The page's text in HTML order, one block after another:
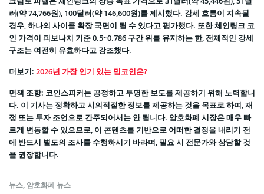
러(약 74,766원), 100달러(약 146,600원)를 제시했다. 강세 흐름이 지속될
경우, 하나의 사이클 확장 국면이 될 수 있다고 평가했다. 또한 체인링크 코
인 가격이 피보나치 기준 0.5~0.786 구간 위를 유지하는 한, 전체적인 강세
구조는 여전히 유효하다고 강조했다.
더보기: 2026년 가장 인기 있는 밈코인은?
면책 조항: 코인스피커는 공정하고 투명한 보도를 제공하기 위해 노력합니
다. 이 기사는 정확하고 시의적절한 정보를 제공하는 것을 목표로 하며, 재
정 또는 투자 조언으로 간주되어서는 안 됩니다. 암호화폐 시장은 매우 빠
르게 변동할 수 있으므로, 이 콘텐츠를 기반으로 어떠한 결정을 내리기 전
에 반드시 별도의 조사를 수행하시기 바라며, 필요 시 전문가와 상담할 것
을 권장합니다.
뉴스, 암호화폐 뉴스